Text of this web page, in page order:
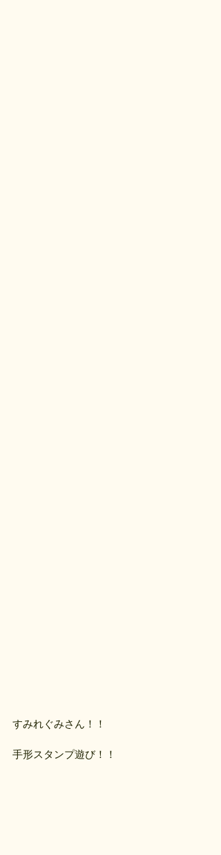
すみれぐみさん！！
手形スタンプ遊び！！